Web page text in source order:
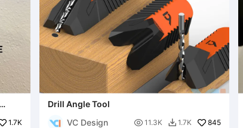
1.7K
Drill Angle Tool
VC Design
 11.3K  1.7K 845